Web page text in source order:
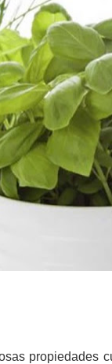
propiedades